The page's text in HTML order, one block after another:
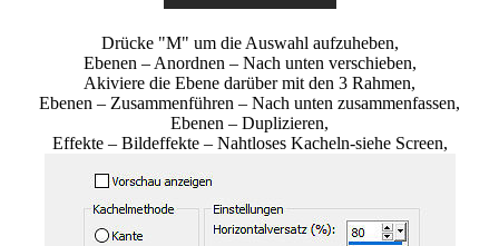
Drücke "M" um die Auswahl aufzuheben,
Ebenen – Anordnen – Nach unten verschieben,
Akiviere die Ebene darüber mit den 3 Rahmen,
Ebenen – Zusammenführen – Nach unten zusammenfassen,
Ebenen – Duplizieren,
Effekte – Bildeffekte – Nahtloses Kacheln-siehe Screen,